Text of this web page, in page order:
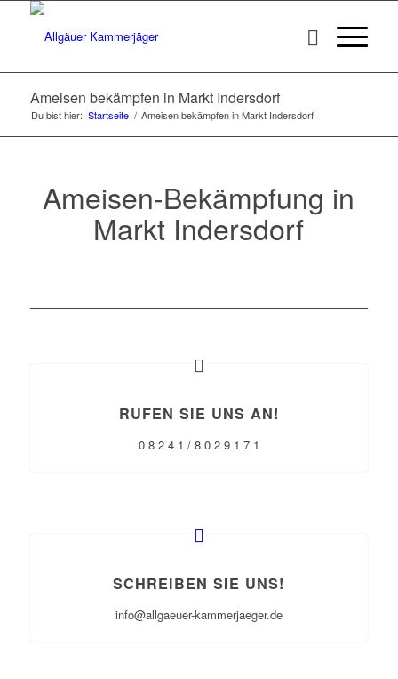
Ameisen bekämpfen in Markt Indersdorf
Du bist hier: Startseite / Ameisen bekämpfen in Markt Indersdorf
Ameisen-Bekämpfung in
Markt Indersdorf
RUFEN SIE UNS AN!
0 8 2 4 1 / 8 0 2 9 1 7 1
SCHREIBEN SIE UNS!
info@allgaeuer-kammerjaeger.de